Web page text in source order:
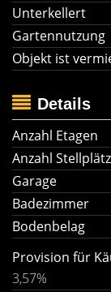
Unterkellert
Gartennutzung
Objekt ist
Details
Anzahl Etagen
Anzahl
Garage
Badezimmer
Bodenbelag
Provision für
3,57%